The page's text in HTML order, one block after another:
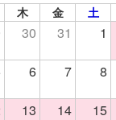
木 金 土
30 31 1
6 7 8
13 14 15